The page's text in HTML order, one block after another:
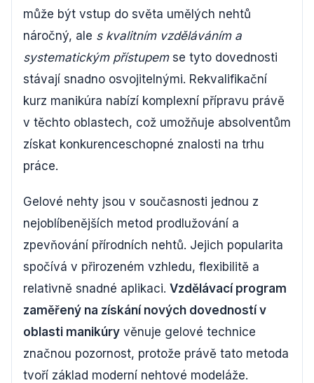
může být vstup do světa umělých nehtů
náročný, ale s kvalitním vzděláváním a
systematickým přístupemse tyto dovednosti
stávají snadno osvojitelnými. Rekvalifikační
kurz manikúra nabízí komplexní přípravu právě
v těchto oblastech, což umožňuje absolventům
získat konkurenceschopné znalosti na trhu
práce.
Gelové nehty jsou v současnosti jednou z
nejoblíbenějších metod prodlužování a
zpevňování přírodních nehtů. Jejich popularita
spočívá v přirozeném vzhledu, flexibilitě a
relativně snadné aplikaci. Vzdělávací program
zaměřený na získání nových dovedností v
oblasti manikúry věnuje gelové technice
značnou pozornost, protože právě tato metoda
tvoří základ moderní nehtové modeláže.